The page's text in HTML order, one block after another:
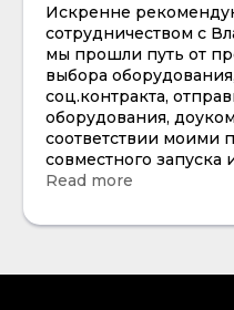
Искренне
сотрудничеством с
мы прошли путь от
выбора
соц.контракта,
оборудования,
соответствии моими
совместного запуска
случая , тк не сразу
отработано четко и
Read more